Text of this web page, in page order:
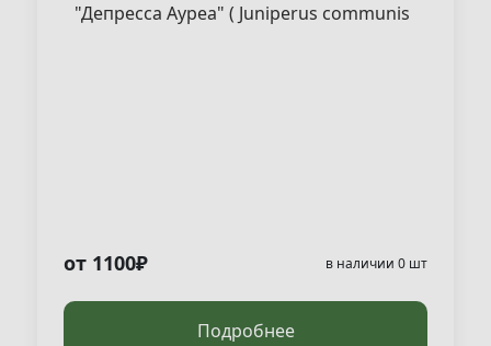
"Депреccа Ауреа" ( Juniperus communis
от 1100₽ в наличии 0 шт
Подробнее